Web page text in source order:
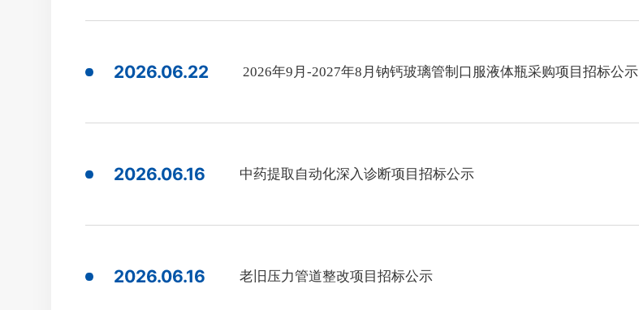
2026.06.22 2026年9月-2027年8月钠钙玻璃管制口服液体瓶采购项目招标公示
2026.06.16 中药提取自动化深入诊断项目招标公示
2026.06.16 老旧压力管道整改项目招标公示